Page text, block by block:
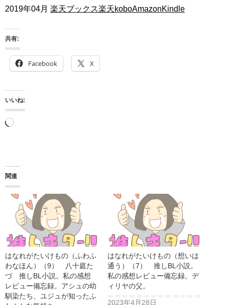
2019年04月 楽天ブックス楽天koboAmazonKindle
共有:
Facebook X
いいね:
読
み
中…
関連
はなれがたいけもの（ふわふ
わなほん）（9） 八十庭た
づ 推しBL小説。私の感想
レビュー備忘録。アシュの幼
馴染たち、ユジュが知ったふ
はなれがたいけもの（想いは
通う）（7） 推しBL小説。
私の感想レビュー備忘録。デ
ィリヤの父。
2023年4月28日